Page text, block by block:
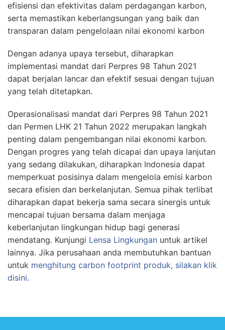
efisiensi dan efektivitas dalam perdagangan karbon,
serta memastikan keberlangsungan yang baik dan
transparan dalam pengelolaan nilai ekonomi karbon
Dengan adanya upaya tersebut, diharapkan
implementasi mandat dari Perpres 98 Tahun 2021
dapat berjalan lancar dan efektif sesuai dengan tujuan
yang telah ditetapkan.
Operasionalisasi mandat dari Perpres 98 Tahun 2021
dan Permen LHK 21 Tahun 2022 merupakan langkah
penting dalam pengembangan nilai ekonomi karbon.
Dengan progres yang telah dicapai dan upaya lanjutan
yang sedang dilakukan, diharapkan Indonesia dapat
memperkuat posisinya dalam mengelola emisi karbon
secara efisien dan berkelanjutan. Semua pihak terlibat
diharapkan dapat bekerja sama secara sinergis untuk
mencapai tujuan bersama dalam menjaga
keberlanjutan lingkungan hidup bagi generasi
mendatang. Kunjungi Lensa Lingkungan untuk artikel
lainnya. Jika perusahaan anda membutuhkan bantuan
untuk menghitung carbon footprint produk, silakan klik
disini.